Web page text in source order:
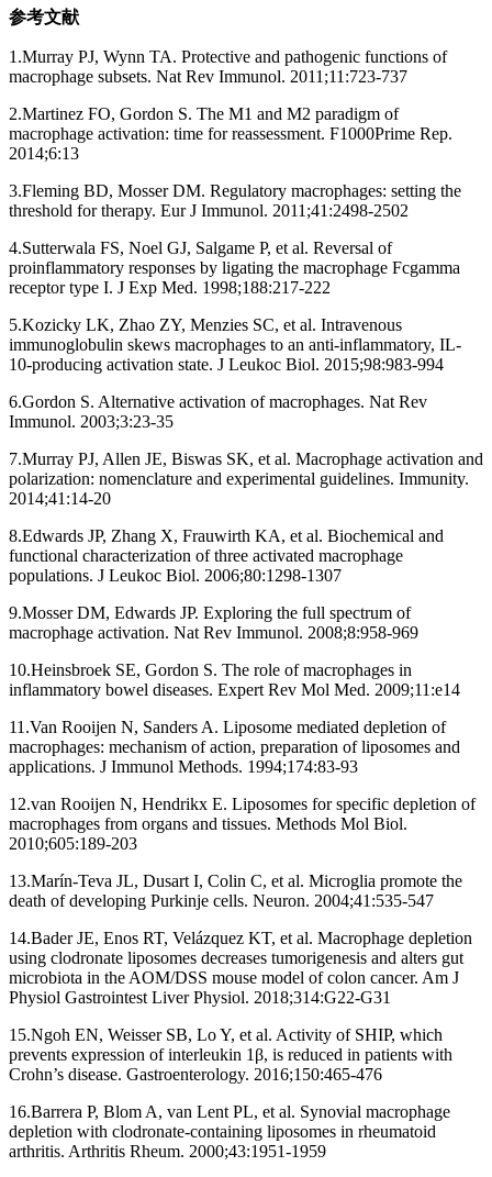
参考文献
1.Murray PJ, Wynn TA. Protective and pathogenic functions of
macrophage subsets. Nat Rev Immunol. 2011;11:723-737
2.Martinez FO, Gordon S. The M1 and M2 paradigm of
macrophage activation: time for reassessment. F1000Prime Rep.
2014;6:13
3.Fleming BD, Mosser DM. Regulatory macrophages: setting the
threshold for therapy. Eur J Immunol. 2011;41:2498-2502
4.Sutterwala FS, Noel GJ, Salgame P, et al. Reversal of
proinflammatory responses by ligating the macrophage Fcgamma
receptor type I. J Exp Med. 1998;188:217-222
5.Kozicky LK, Zhao ZY, Menzies SC, et al. Intravenous
immunoglobulin skews macrophages to an anti-inflammatory, IL-
10-producing activation state. J Leukoc Biol. 2015;98:983-994
6.Gordon S. Alternative activation of macrophages. Nat Rev
Immunol. 2003;3:23-35
7.Murray PJ, Allen JE, Biswas SK, et al. Macrophage activation and
polarization: nomenclature and experimental guidelines. Immunity.
2014;41:14-20
8.Edwards JP, Zhang X, Frauwirth KA, et al. Biochemical and
functional characterization of three activated macrophage
populations. J Leukoc Biol. 2006;80:1298-1307
9.Mosser DM, Edwards JP. Exploring the full spectrum of
macrophage activation. Nat Rev Immunol. 2008;8:958-969
10.Heinsbroek SE, Gordon S. The role of macrophages in
inflammatory bowel diseases. Expert Rev Mol Med. 2009;11:e14
11.Van Rooijen N, Sanders A. Liposome mediated depletion of
macrophages: mechanism of action, preparation of liposomes and
applications. J Immunol Methods. 1994;174:83-93
12.van Rooijen N, Hendrikx E. Liposomes for specific depletion of
macrophages from organs and tissues. Methods Mol Biol.
2010;605:189-203
13.Marín-Teva JL, Dusart I, Colin C, et al. Microglia promote the
death of developing Purkinje cells. Neuron. 2004;41:535-547
14.Bader JE, Enos RT, Velázquez KT, et al. Macrophage depletion
using clodronate liposomes decreases tumorigenesis and alters gut
microbiota in the AOM/DSS mouse model of colon cancer. Am J
Physiol Gastrointest Liver Physiol. 2018;314:G22-G31
15.Ngoh EN, Weisser SB, Lo Y, et al. Activity of SHIP, which
prevents expression of interleukin 1β, is reduced in patients with
Crohn’s disease. Gastroenterology. 2016;150:465-476
16.Barrera P, Blom A, van Lent PL, et al. Synovial macrophage
depletion with clodronate-containing liposomes in rheumatoid
arthritis. Arthritis Rheum. 2000;43:1951-1959